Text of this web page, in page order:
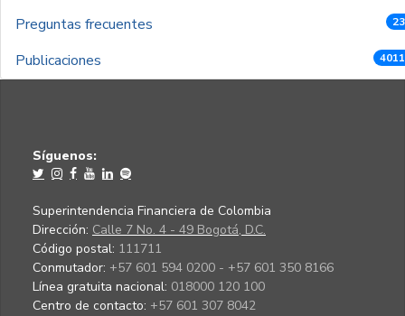
Preguntas frecuentes
Publicaciones
Síguenos:
Superintendencia Financiera de Colombia
Dirección: Calle 7 No. 4 - 49 Bogotá, D.C.
Código postal: 111711
Conmutador: +57 601 594 0200 - +57 601 350 8166
Línea gratuita nacional: 018000 120 100
Centro de contacto: +57 601 307 8042